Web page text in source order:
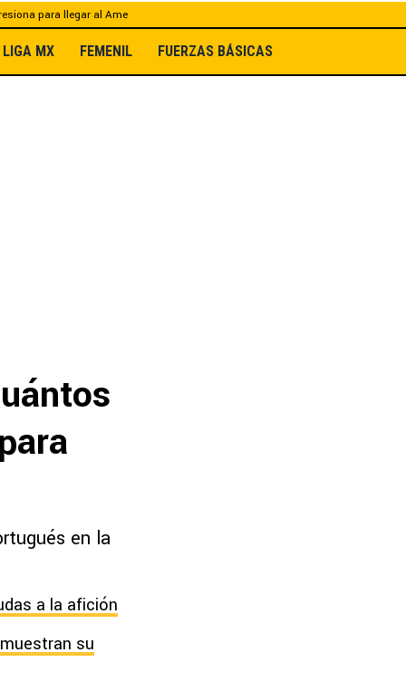
para llegar al Ame
LIGA MX FEMENIL FUERZAS BÁSICAS
en la
a la afición
su